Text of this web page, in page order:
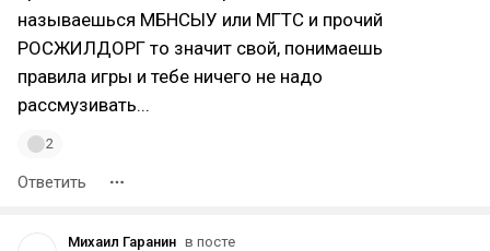
называешься МБНСЫУ или МГТС и прочий
РОСЖИЛДОРГ то значит свой, понимаешь
правила игры и тебе ничего не надо
рассмузивать...
2
Ответить
Михаил Гаранин в посте